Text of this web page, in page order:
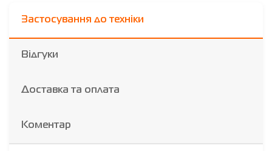
Застосування до техніки
Відгуки
Доставка та оплата
Коментар